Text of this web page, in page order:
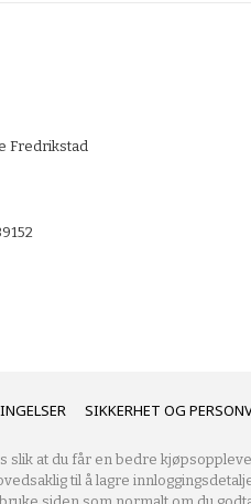
Fredrikstad
SIKKERHET OG
slik at du får en bedre
til å lagre